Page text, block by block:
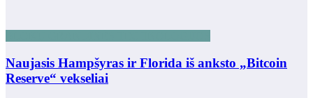
Naujasis Hampšyras ir Florida iš anksto „Bitcoin
Reserve“ vekseliai